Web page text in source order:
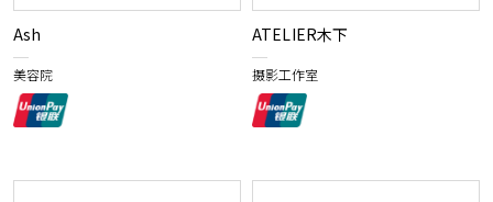
Ash
美容院
ATELIER木下
摄影工作室